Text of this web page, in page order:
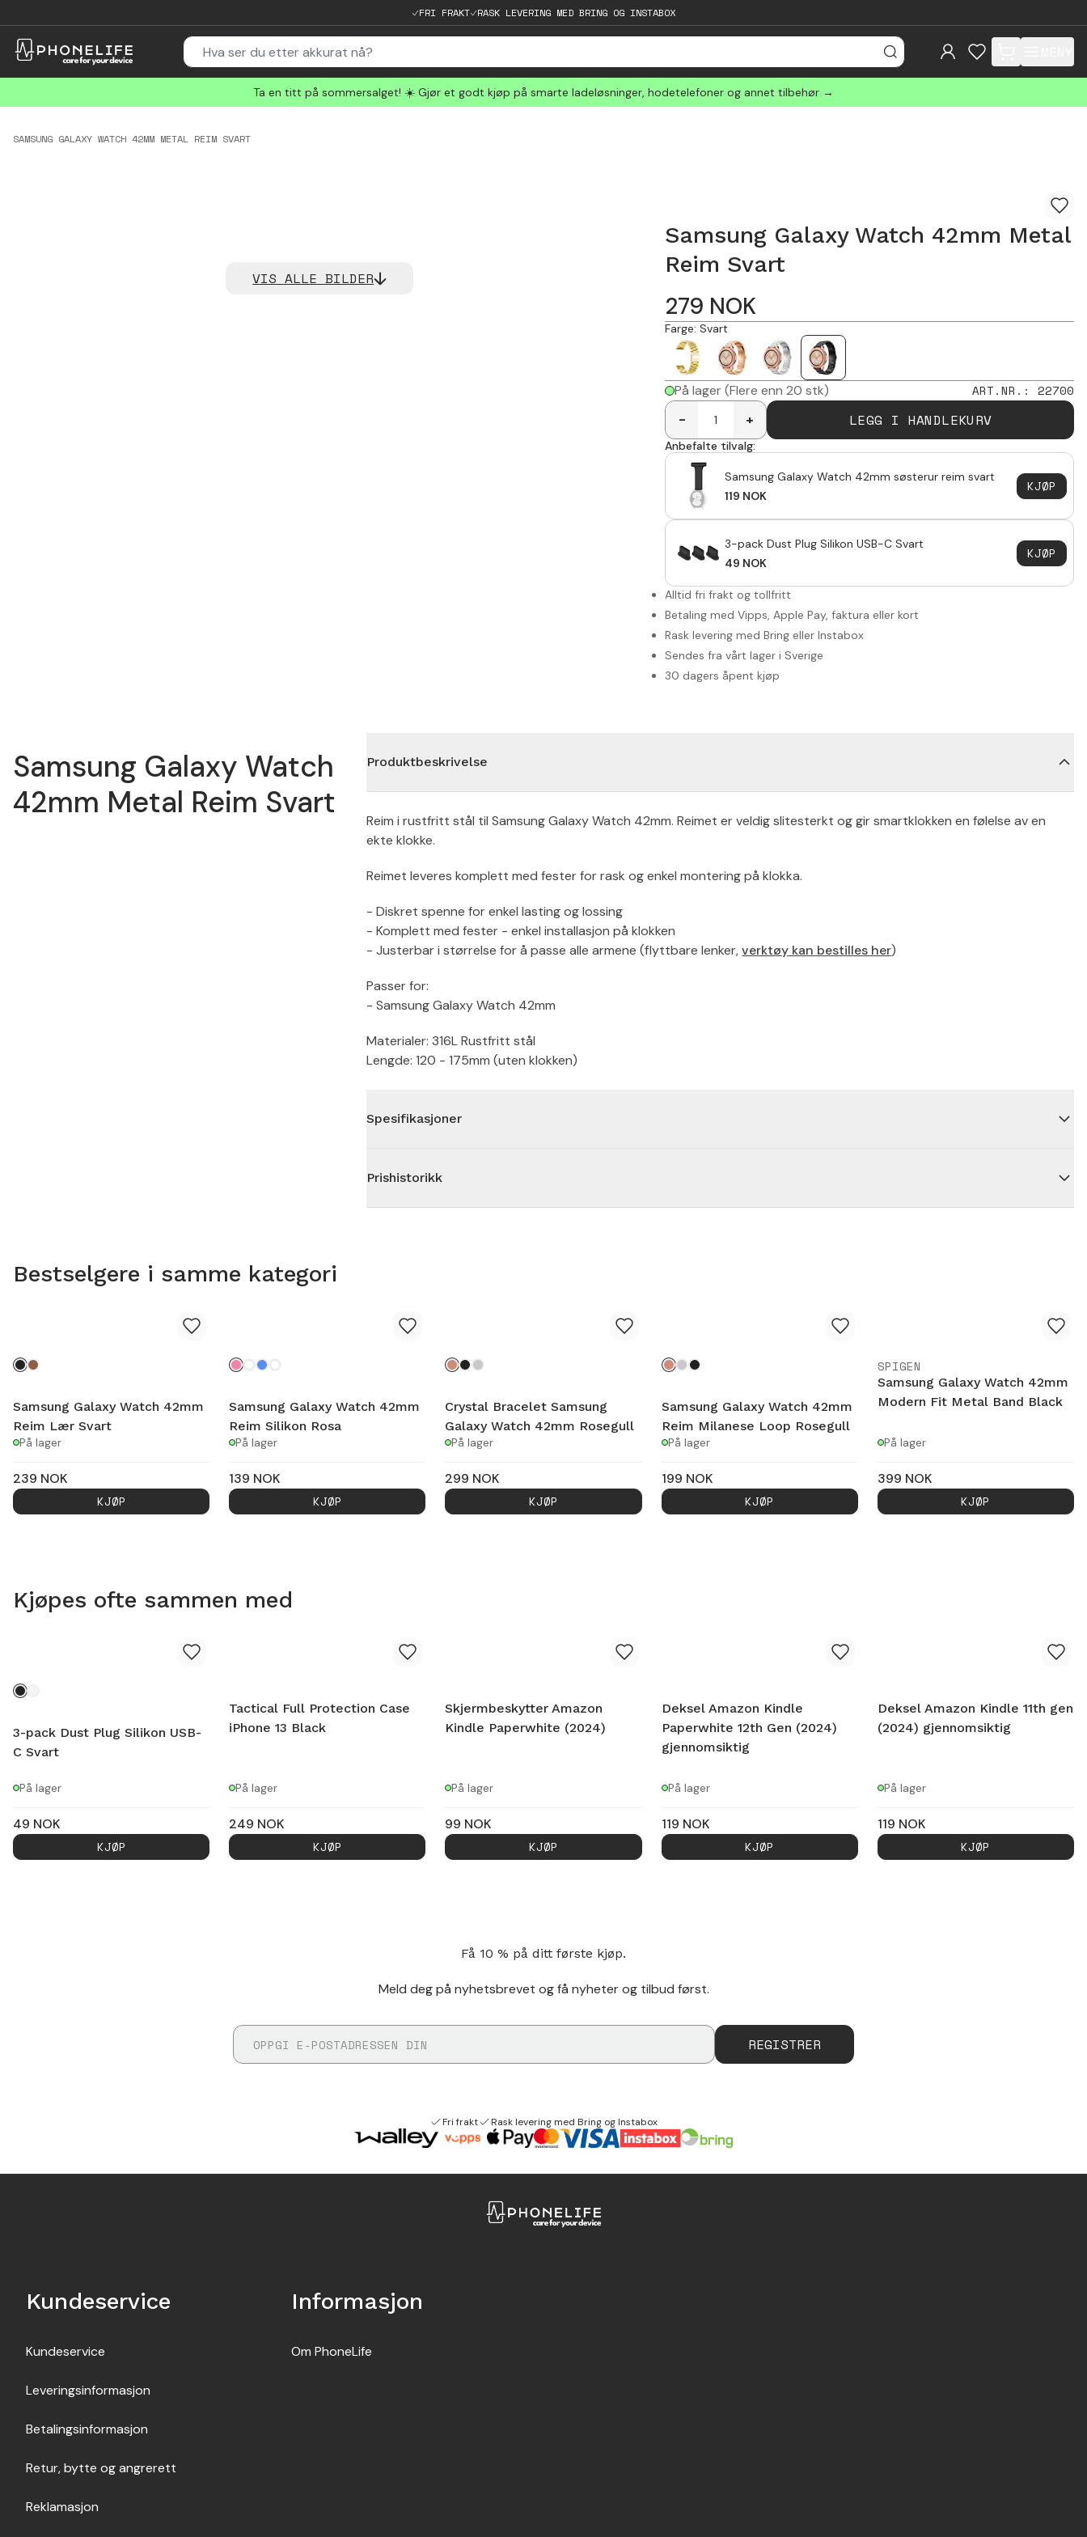
FRI FRAKT RASK LEVERING MED BRING OG INSTABOX
items in cart, view
Ta en titt på sommersalget! ☀️ Gjør et godt kjøp på smarte ladeløsninger, hodetelefoner og annet tilbehør →
SAMSUNG GALAXY WATCH 42MM METAL REIM SVART
VIS ALLE BILDER
Samsung Galaxy Watch 42mm Metal
Reim Svart
279 NOK
Farge:Svart
På lager (Flere enn 20 stk) ART.NR. : 22700
-
+ LEGG I HANDLEKURV
Anbefalte tilvalg:
Samsung Galaxy Watch 42mm søsterur reim svart
119 NOK
KJØP
3-pack Dust Plug Silikon USB-C Svart
49 NOK
KJØP
Alltid fri frakt og tollfritt
Betaling med Vipps, Apple Pay, faktura eller kort
Rask levering med Bring eller Instabox
Sendes fra vårt lager i Sverige
30 dagers åpent kjøp
Samsung Galaxy Watch
42mm Metal Reim Svart
Produktbeskrivelse
Reim i rustfritt stål til Samsung Galaxy Watch 42mm. Reimet er veldig slitesterkt og gir smartklokken en følelse av en
ekte klokke.
Reimet leveres komplett med fester for rask og enkel montering på klokka.
- Diskret spenne for enkel lasting og lossing
- Komplett med fester - enkel installasjon på klokken
- Justerbar i størrelse for å passe alle armene (flyttbare lenker,verktøy kan bestilles her)
Passer for:
- Samsung Galaxy Watch 42mm
Materialer: 316L Rustfritt stål
Lengde: 120 - 175mm (uten klokken)
Spesifikasjoner
Prishistorikk
Bestselgere i samme kategori
Samsung Galaxy Watch 42mm
Reim Lær Svart
På lager
239 NOK
KJØP
Samsung Galaxy Watch 42mm
Reim Silikon Rosa
På lager
139 NOK
KJØP
Crystal Bracelet Samsung
Galaxy Watch 42mm Rosegull
På lager
299 NOK
KJØP
Samsung Galaxy Watch 42mm
Reim Milanese Loop Rosegull
På lager
199 NOK
KJØP
SPIGEN
Samsung Galaxy Watch 42mm
Modern Fit Metal Band Black
På lager
399 NOK
KJØP
Kjøpes ofte sammen med
3-pack Dust Plug Silikon USB-
C Svart
På lager
49 NOK
KJØP
Tactical Full Protection Case
iPhone 13 Black
På lager
249 NOK
KJØP
Skjermbeskytter Amazon
Kindle Paperwhite (2024)
På lager
99 NOK
KJØP
Deksel Amazon Kindle
Paperwhite 12th Gen (2024)
gjennomsiktig
På lager
119 NOK
KJØP
Deksel Amazon Kindle 11th gen
(2024) gjennomsiktig
På lager
119 NOK
KJØP
Få 10 % på ditt første kjøp.
Meld deg på nyhetsbrevet og få nyheter og tilbud først.
REGISTRER
Fri frakt Rask levering med Bring og Instabox
Kundeservice
Kundeservice
Leveringsinformasjon
Betalingsinformasjon
Retur, bytte og angrerett
Reklamasjon
Informasjon
Om PhoneLife